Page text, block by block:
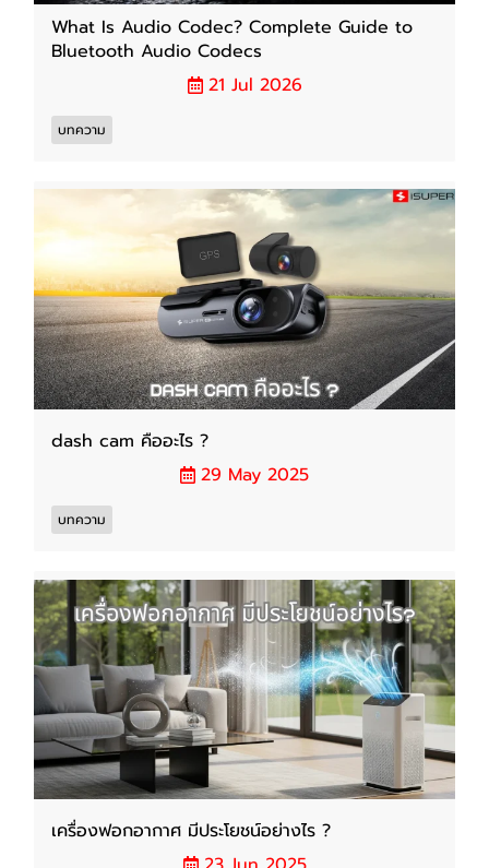
What Is Audio Codec? Complete Guide to
Bluetooth Audio Codecs
21 Jul 2026
บทความ
dash cam คืออะไร ?
29 May 2025
บทความ
เครื่องฟอกอากาศ มีประโยชน์อย่างไร ?